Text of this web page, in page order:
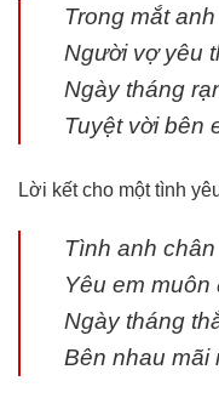
Trong mắt
Người vợ yêu
Ngày tháng
Tuyệt vời bên
Lời kết cho một tình
Tình anh
Yêu em muôn
Ngày tháng
Bên nhau mãi